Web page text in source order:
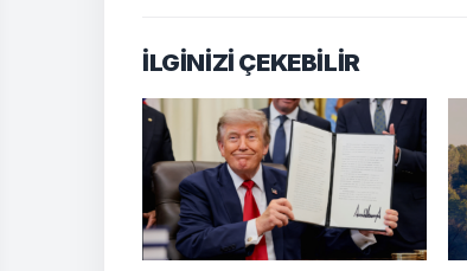
İLGİNİZİ ÇEKEBİLİR